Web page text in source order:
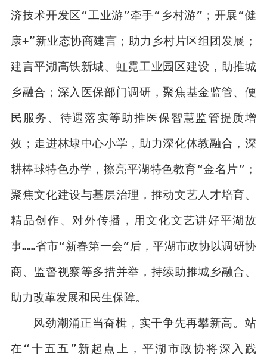
济技术开发区“工业游”牵手“乡村游”；开展“健
康+”新业态协商建言；助力乡村片区组团发展；
建言平湖高铁新城、虹霓工业园区建设，助推城
乡融合；深入医保部门调研，聚焦基金监管、便
民服务、待遇落实等助推医保智慧监管提质增
效；走进林埭中心小学，助力深化体教融合，深
耕棒球特色办学，擦亮平湖特色教育“金名片”；
聚焦文化建设与基层治理，推动文艺人才培育、
精品创作、对外传播，用文化文艺讲好平湖故
事……省市“新春第一会”后，平湖市政协以调研协
商、监督视察等多措并举，持续助推城乡融合、
助力改革发展和民生保障。
风劲潮涌正当奋楫，实干争先再攀新高。站
在“十五五”新起点上，平湖市政协将深入践